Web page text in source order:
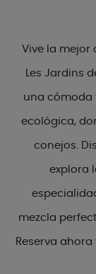
Vive la mejor
Les Jardins
una cómoda
ecológica,
conejos.
explora
mezcla
Reserva